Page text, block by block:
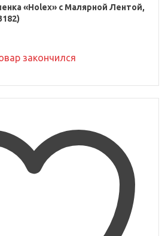
«Holex» с Малярной Лентой,
закончился